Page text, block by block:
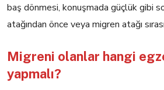
baş dönmesi, konuşmada güçlük gibi
atağından önce veya migren atağı
Migreni olanlar hangi
yapmalı?